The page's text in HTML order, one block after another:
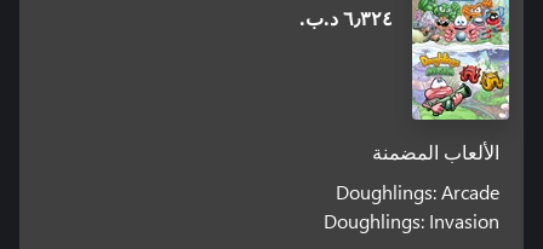
٦٫٣٢٤ د.ب.‏
الألعاب المضمنة
Doughlings: Arcade
Doughlings: Invasion